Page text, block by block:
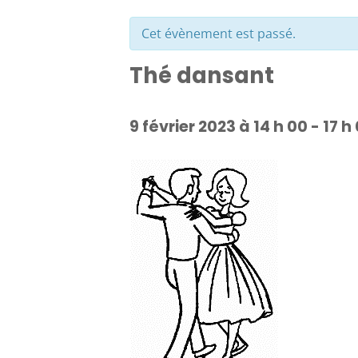
Cet évènement est passé.
Thé dansant
9 février 2023 à 14 h 00 - 17 h